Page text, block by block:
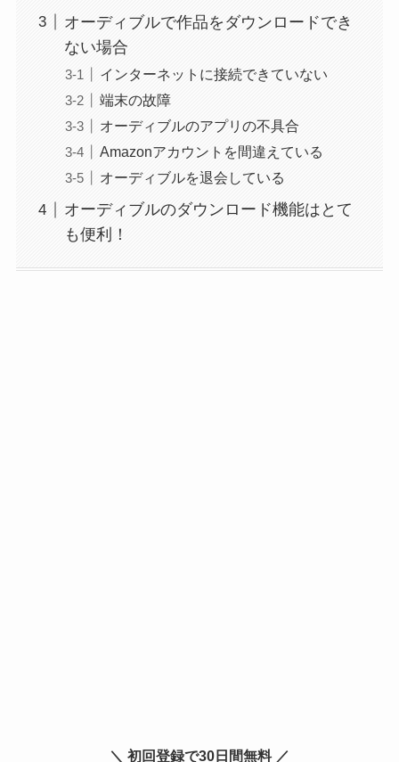
オーディブルで作品をダウンロードでき
ない場合
インターネットに接続できていない
端末の故障
オーディブルのアプリの不具合
Amazonアカウントを間違えている
オーディブルを退会している
オーディブルのダウンロード機能はとて
も便利！
＼ 初回登録で30日間無料 ／